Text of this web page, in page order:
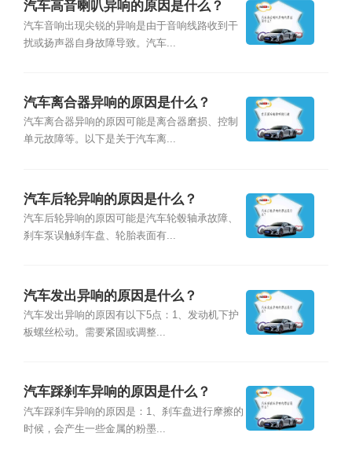
汽车高音喇叭异响的原因是什么？
汽车音响出现尖锐的异响是由于音响线路收到干
扰或扬声器自身故障导致。汽车...
汽车离合器异响的原因是什么？
汽车离合器异响的原因可能是离合器磨损、控制
单元故障等。以下是关于汽车离...
汽车后轮异响的原因是什么？
汽车后轮异响的原因可能是汽车轮毂轴承故障、
刹车泵误触刹车盘、轮胎表面有...
汽车发出异响的原因是什么？
汽车发出异响的原因有以下5点：1、发动机下护
板螺丝松动。需要紧固或调整...
汽车踩刹车异响的原因是什么？
汽车踩刹车异响的原因是：1、刹车盘进行摩擦的
时候，会产生一些金属的粉墨...